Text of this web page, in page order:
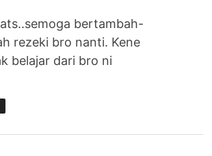
bertambah-
rezeki bro nanti. Kene
belajar dari bro ni